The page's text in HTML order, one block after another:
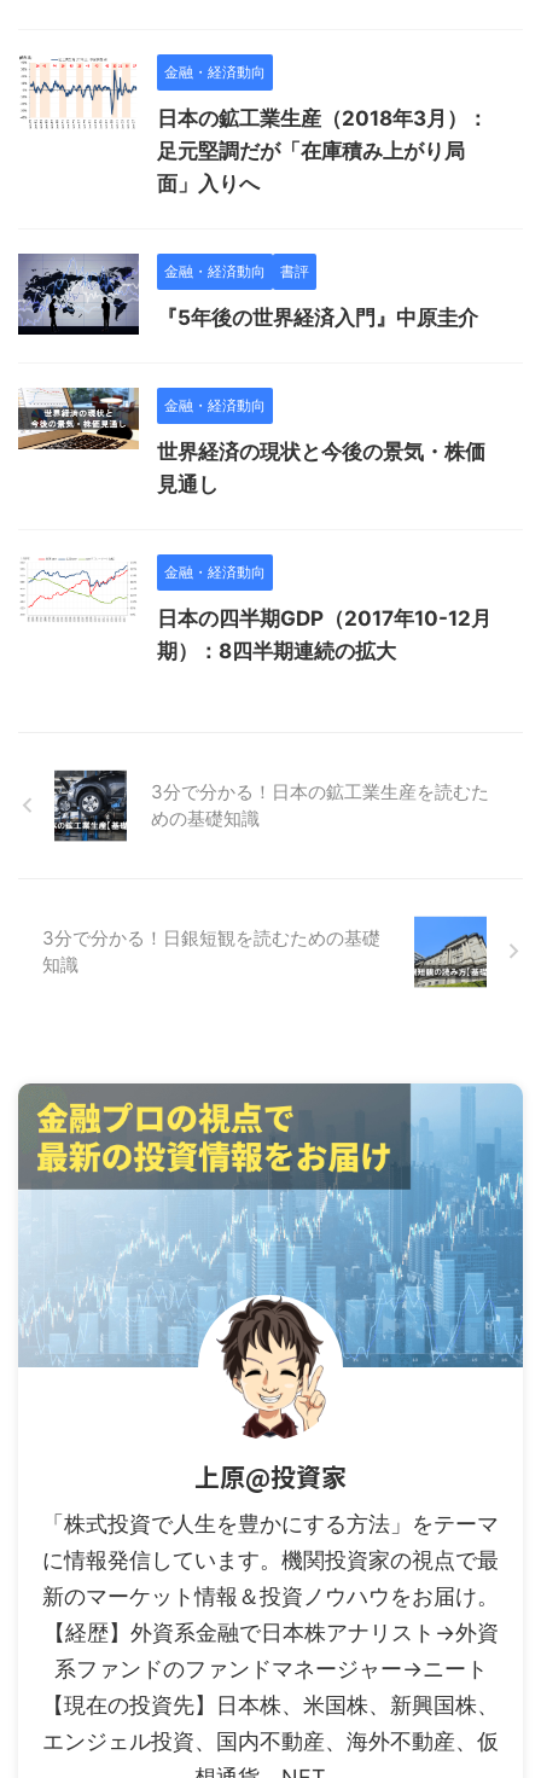
金融・経済動向
日本の鉱工業生産（2018年3月）：
足元堅調だが「在庫積み上がり局
面」入りへ
金融・経済動向 書評
『5年後の世界経済入門』中原圭介
金融・経済動向
世界経済の現状と今後の景気・株価
見通し
金融・経済動向
日本の四半期GDP（2017年10-12月
期）：8四半期連続の拡大
3分で分かる！日本の鉱工業生産を読むた
めの基礎知識
3分で分かる！日銀短観を読むための基礎
知識
上原@投資家
「株式投資で人生を豊かにする方法」をテーマ
に情報発信しています。機関投資家の視点で最
新のマーケット情報＆投資ノウハウをお届け。
【経歴】外資系金融で日本株アナリスト→外資
系ファンドのファンドマネージャー→ニート
【現在の投資先】日本株、米国株、新興国株、
エンジェル投資、国内不動産、海外不動産、仮